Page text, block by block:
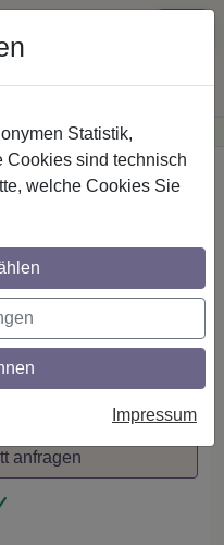
· Sichere Zahlung
Luino 260 cm
anfragen
Statistik,
Cookies sind technisch
welche Cookies Sie
Impressum